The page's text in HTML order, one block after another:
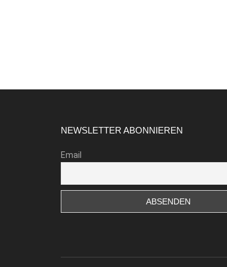
NEWSLETTER ABONNIEREN
Email